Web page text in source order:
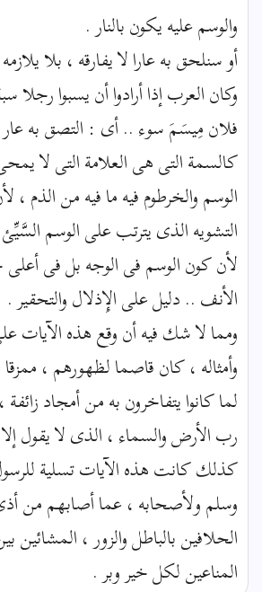
والوسم عليه يكون بالنار .
أو سنلحق به عارا لا يفارقه ، بلا
وكان العرب إذا أرادوا أن يسبوا
فلان مِيسَمَ سوء .. أى : التصق به عار
كالسمة التى هى العلامة التى لا
الوسم والخرطوم فيه ما فيه من الذم ،
التشويه الذى يترتب على الوسم السَّيِّئ
لأن كون الوسم فى الوجه بل فى
الأنف .. دليل على الإِذلال والتحقير .
ومما لا شك فيه أن وقع هذه الآيات
وأمثاله ، كان قاصما لظهورهم ،
لما كانوا يتفاخرون به من أمجاد
رب الأرض والسماء ، الذى لا يقول
كذلك كانت هذه الآيات تسلية
وسلم ولأصحابه ، عما أصابهم من
الحلافين بالباطل والزور ، المشائين
المناعين لكل خير وبر .